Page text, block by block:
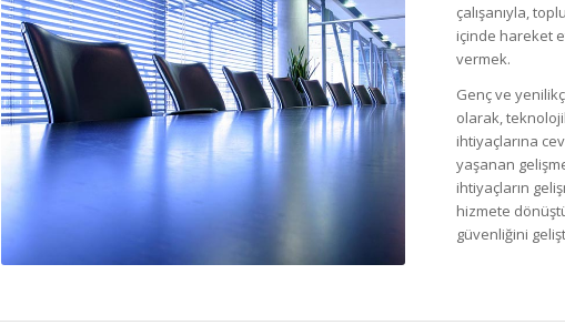
çalışanıyla,
içinde hareket
vermek.
Genç ve
olarak,
ihtiyaçlarına
yaşanan
ihtiyaçların
hizmete
güvenliğini